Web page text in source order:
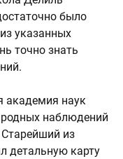
было
указанных
точно знать
академия наук
наблюдений
из
детальную карту